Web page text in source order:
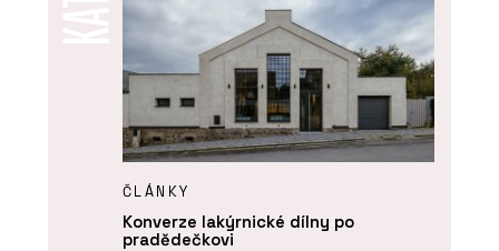
ČLÁNKY
Konverze lakýrnické dílny po
pradědečkovi